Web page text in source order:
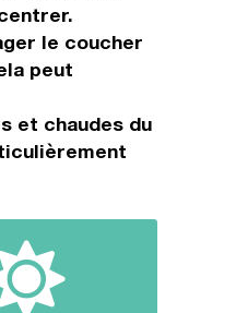
le coucher
peut
et chaudes du